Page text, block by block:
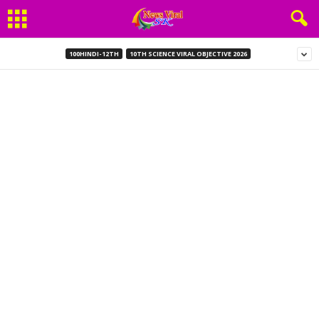
100HINDI-12TH 10TH SCIENCE VIRAL OBJECTIVE 2026